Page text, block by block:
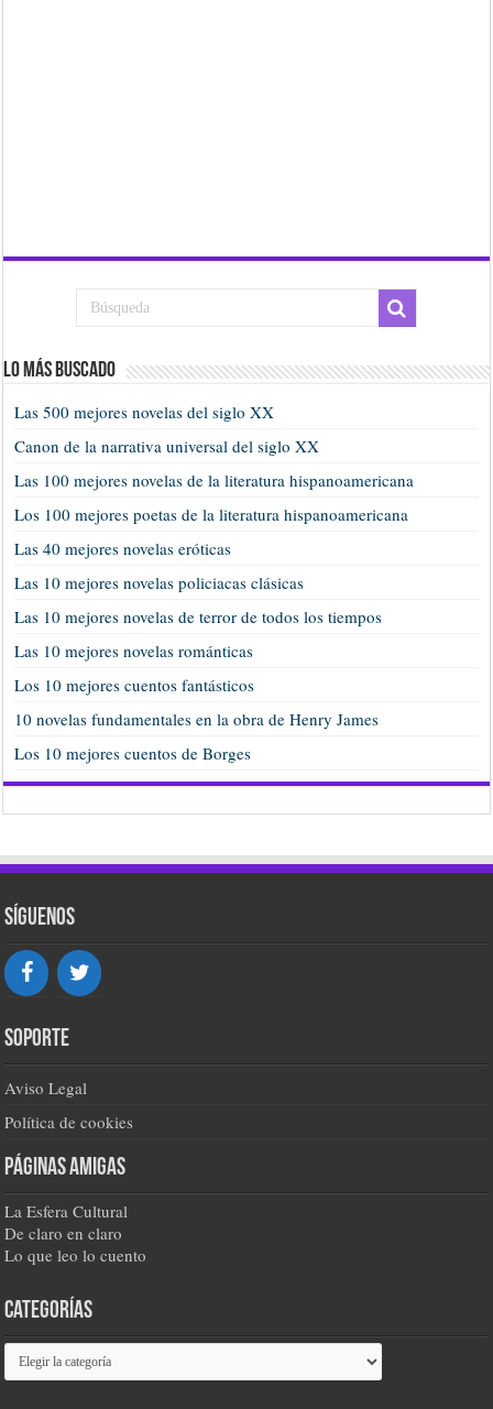
Lo más buscado
Las 500 mejores novelas del siglo XX
Canon de la narrativa universal del siglo XX
Las 100 mejores novelas de la literatura hispanoamericana
Los 100 mejores poetas de la literatura hispanoamericana
Las 40 mejores novelas eróticas
Las 10 mejores novelas policiacas clásicas
Las 10 mejores novelas de terror de todos los tiempos
Las 10 mejores novelas románticas
Los 10 mejores cuentos fantásticos
10 novelas fundamentales en la obra de Henry James
Los 10 mejores cuentos de Borges
Síguenos
Soporte
Aviso Legal
Política de cookies
Páginas amigas
La Esfera Cultural
De claro en claro
Lo que leo lo cuento
Categorías
Categorías